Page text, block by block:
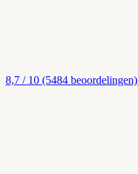
8,7 / 10 (5484 beoordelingen)